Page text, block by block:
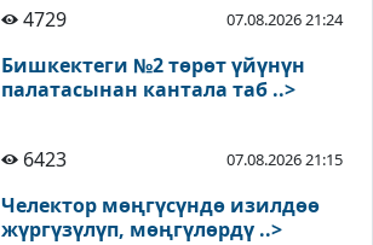
4729 07.08.2026 21:24
Бишкектеги №2 төрөт үйүнүн
палатасынан кантала таб ..>
6423 07.08.2026 21:15
Челектор мөңгүсүндө изилдөө
жүргүзүлүп, мөңгүлөрдү ..>